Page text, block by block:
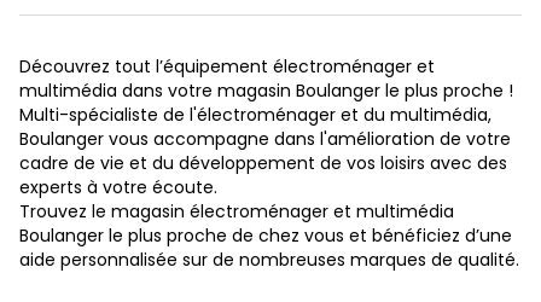
Découvrez tout l’équipement électroménager et
multimédia dans votre magasin Boulanger le plus proche !
Multi-spécialiste de l'électroménager et du multimédia,
Boulanger vous accompagne dans l'amélioration de votre
cadre de vie et du développement de vos loisirs avec des
experts à votre écoute.
Trouvez le magasin électroménager et multimédia
Boulanger le plus proche de chez vous et bénéficiez d’une
aide personnalisée sur de nombreuses marques de qualité.